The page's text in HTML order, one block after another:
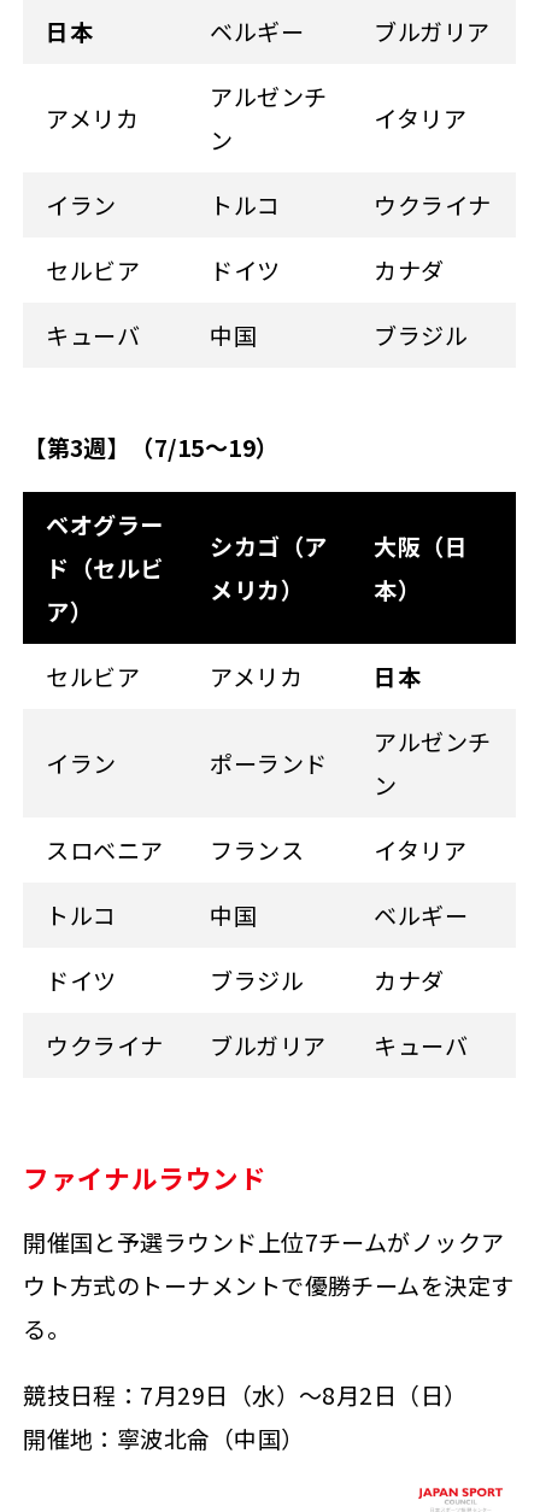
日本
ベルギー ブルガリア
アメリカ
アルゼンチ
ン
イタリア
イラン トルコ
ウクライナ
セルビア
ドイツ
カナダ
キューバ
中国 ブラジル
【第3週】（7/15～19）
ベオグラー
ド（セルビ
ア）
シカゴ（ア
メリカ）
大阪（日
本）
セルビア アメリカ 日本
イラン ポーランド
アルゼンチ
ン
スロベニア
フランス
イタリア
トルコ
中国
ベルギー
ドイツ
ブラジル
カナダ
ウクライナ
ブルガリア キューバ
ファイナルラウンド
開催国と予選ラウンド上位7チームがノックア
ウト方式のトーナメントで優勝チームを決定す
る。
競技日程：7月29日（水）～8月2日（日）
開催地：寧波北侖（中国）